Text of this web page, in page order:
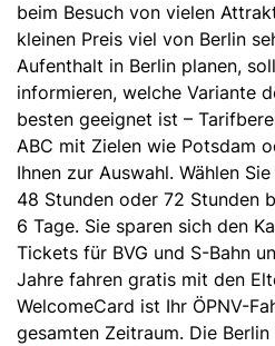
beim Besuch von vielen
kleinen Preis viel von Berlin
Aufenthalt in Berlin planen,
informieren, welche Variante
besten geeignet ist –
ABC mit Zielen wie Potsdam
Ihnen zur Auswahl. Wählen
48 Stunden oder 72 Stunden
6 Tage. Sie sparen sich den
Tickets für BVG und S-Bahn
Jahre fahren gratis mit den
WelcomeCard ist Ihr ÖPNV-
gesamten Zeitraum. Die